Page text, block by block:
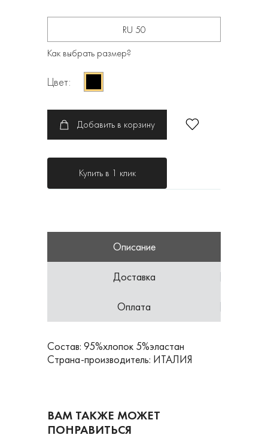
RU 50
Как выбрать размер?
Цвет:
Добавить в корзину
Купить в 1 клик
Описание
Доставка
Оплата
Состав: 95%хлопок 5%эластан
Страна-производитель: ИТАЛИЯ
ВАМ ТАКЖЕ МОЖЕТ
ПОНРАВИТЬСЯ